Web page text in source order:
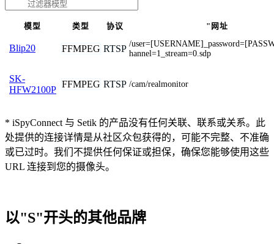
模型 类型 协议 "网址
Blip20 FFMPEG RTSP /
hannel=1_stream=0.sdp
SK-
HFW2100P
FFMPEG RTSP /cam/realmonitor
* iSpyConnect 与 Setik 的产品没有任何关联、联系或关系。此
处提供的连接详情是从社区众包获得的，可能不完整、不准确
或已过时。我们不提供任何保证或担保，确保您能够使用这些
URL 连接到您的摄像头。
以"S"开头的其他品牌